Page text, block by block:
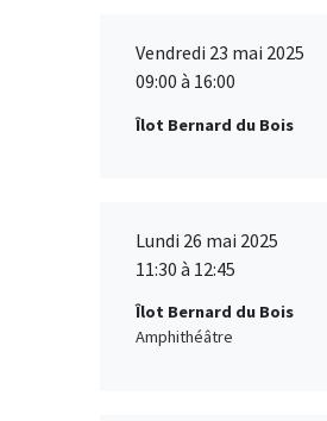
Vendredi 23 mai 2025
09:00 à 16:00
Îlot Bernard du Bois
Lundi 26 mai 2025
11:30 à 12:45
Îlot Bernard du Bois
Amphithéâtre